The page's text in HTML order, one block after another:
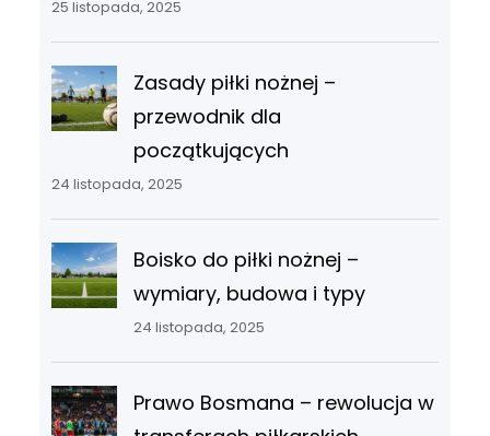
25 listopada, 2025
Zasady piłki nożnej –
przewodnik dla
początkujących
24 listopada, 2025
Boisko do piłki nożnej –
wymiary, budowa i typy
24 listopada, 2025
Prawo Bosmana – rewolucja w